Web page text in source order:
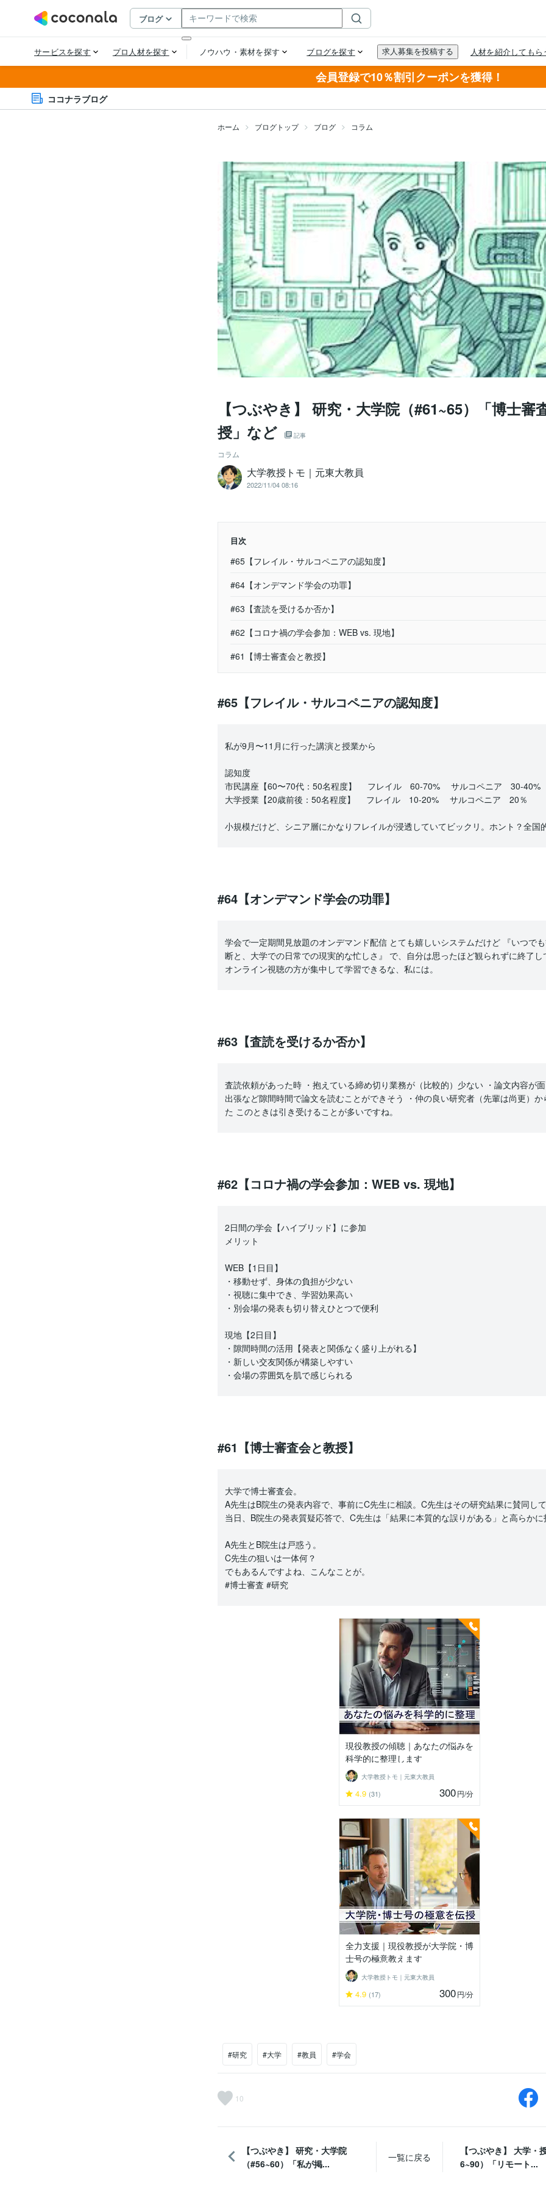
会員登録で10％割引クーポンを獲得！
ココナラブログ
ホーム ブログトップ ブログ コラム
【つぶやき】 研究・大学院（#61~65）「博士審
授」など
記事
コラム
大学教授トモ｜元東大教員
2022/11/04 08:16
目次
#65【フレイル・サルコペニアの認知度】
#64【オンデマンド学会の功罪】
#63【査読を受けるか否か】
#62【コロナ禍の学会参加：WEB vs. 現地】
#61【博士審査会と教授】
#65【フレイル・サルコペニアの認知度】
私が9月〜11月に行った講演と授業から
認知度
市民講座【60〜70代：50名程度】 フレイル 60-70% サルコペニア 30-40%
大学授業【20歳前後：50名程度】 フレイル 10-20% サルコペニア 20％
小規模だけど、シニア層にかなりフレイルが浸透していてビックリ。ホント？全国
#64【オンデマンド学会の功罪】
学会で一定期間見放題のオンデマンド配信 とても嬉しいシステムだけど 『いつで
断と、大学での日常での現実的な忙しさ』 で、自分は思ったほど観られずに終了
オンライン視聴の方が集中して学習できるな、私には。
#63【査読を受けるか否か】
査読依頼があった時 ・抱えている締め切り業務が（比較的）少ない ・論文内容が
出張など隙間時間で論文を読むことができそう ・仲の良い研究者（先輩は尚更）
た このときは引き受けることが多いですね。
#62【コロナ禍の学会参加：WEB vs. 現地】
2日間の学会【ハイブリッド】に参加
メリット
WEB【1日目】
・移動せず、身体の負担が少ない
・視聴に集中でき、学習効果高い
・別会場の発表も切り替えひとつで便利
現地【2日目】
・隙間時間の活用【発表と関係なく盛り上がれる】
・新しい交友関係が構築しやすい
・会場の雰囲気を肌で感じられる
#61【博士審査会と教授】
大学で博士審査会。
A先生はB院生の発表内容で、事前にC先生に相談。C先生はその研究結果に賛同し
当日、B院生の発表質疑応答で、C先生は「結果に本質的な誤りがある」と高らか
A先生とB院生は戸惑う。
C先生の狙いは一体何？
でもあるんですよね、こんなことが。
#博士審査 #研究
現役教授の傾聴｜あなたの悩みを
科学的に整理します
大学教授トモ｜元東大教員
4.9 (31) 300円/分
全力支援｜現役教授が大学院・博
士号の極意教えます
大学教授トモ｜元東大教員
4.9 (17) 300円/分
#研究 #大学 #教員 #学会
10
【つぶやき】 研究・大学院
（#56~60）「私が掲...
一覧に戻る
【つぶやき】 大学・
6~90）「リモート...